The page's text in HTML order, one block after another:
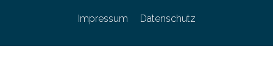
Impressum Datenschutz